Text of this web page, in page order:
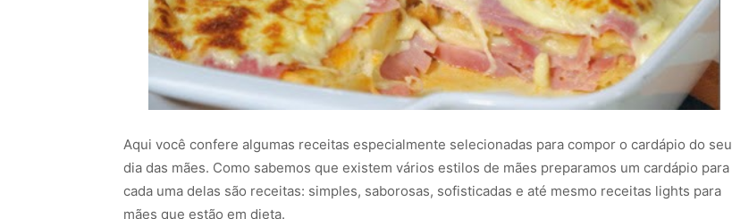
Aqui você confere algumas receitas especialmente selecionadas para compor o cardápio do seu
dia das mães. Como sabemos que existem vários estilos de mães preparamos um cardápio para
cada uma delas são receitas: simples, saborosas, sofisticadas e até mesmo receitas lights para
mães que estão em dieta.